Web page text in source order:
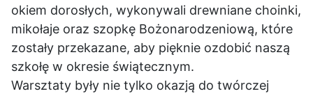
okiem dorosłych, wykonywali drewniane choinki,
mikołaje oraz szopkę Bożonarodzeniową, które
zostały przekazane, aby pięknie ozdobić naszą
szkołę w okresie świątecznym.
Warsztaty były nie tylko okazją do twórczej